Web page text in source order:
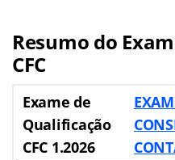
Resumo do
CFC
Exame de
Qualificação
CFC 1.2026